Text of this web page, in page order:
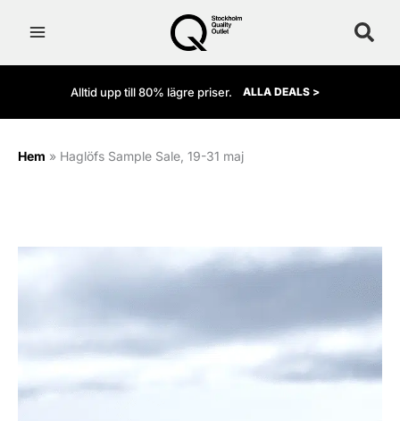
Alltid upp till 80% lägre priser. ALLA DEALS >
Hem » Haglöfs Sample Sale, 19-31 maj